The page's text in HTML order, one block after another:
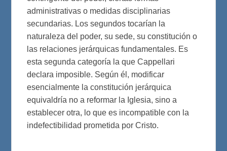
administrativas o medidas disciplinarias
secundarias. Los segundos tocarían la
naturaleza del poder, su sede, su constitución o
las relaciones jerárquicas fundamentales. Es
esta segunda categoría la que Cappellari
declara imposible. Según él, modificar
esencialmente la constitución jerárquica
equivaldría no a reformar la Iglesia, sino a
establecer otra, lo que es incompatible con la
indefectibilidad prometida por Cristo.